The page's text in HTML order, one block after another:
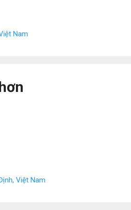
Nam
Việt Nam